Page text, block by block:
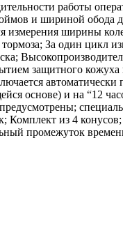
работы
и шириной обода
измерения ширины
За один цикл
защитного
основе) и на
предусмотрены;
из 4
промежуток